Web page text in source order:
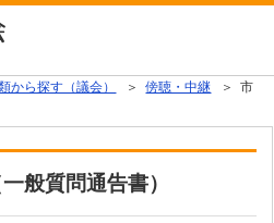
から探す（議会） ＞傍聴・中継 ＞ 市
般質問通告書）